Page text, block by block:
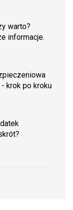
warto?
informacje.
krok po kroku